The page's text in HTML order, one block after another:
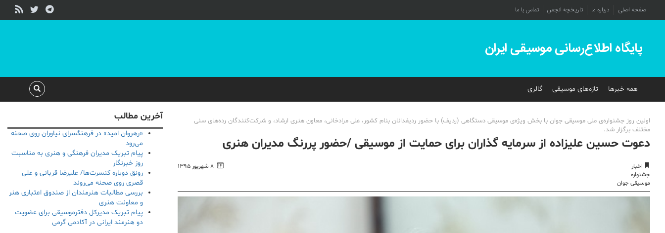
صفحه اصلی درباره ما تاریخچه انجمن تماس با ما
پایگاه اطلاع‌رسانی موسیقی ایران
همه خبرها تازه‌های موسیقی گالری
اولین روز جشنواره‌ی ملی موسیقی جوان با بخش ویژه‌ی موسیقی دستگاهی (ردیف) با حضور ردیفدانان بنام کشور، علی مرادخانی، معاون هنری ارشاد، و شرکت‌کنندگان رده‌های سنی
مختلف برگزار شد.
دعوت حسین علیزاده از سرمایه گذاران برای حمایت از موسیقی /حضور پررنگ مدیران هنری
اخبار
جشنواره
موسیقی جوان
۸ شهریور ۱۳۹۵
آخرین مطالب
«رهروان امید» در فرهنگسرای نیاوران روی صحنه
می‌رود
پیام تبریک مدیران فرهنگی و هنری به مناسبت
روز خبرنگار
رونق دوباره کنسرت‌ها/ علیرضا قربانی و علی
قصری روی صحنه می‌روند
بررسی مطالبات هنرمندان از صندوق اعتباری هنر
و معاونت هنری
پیام تبریک مدیرکل دفترموسیقی برای عضویت
دو هنرمند ایرانی در آکادمی گرمی